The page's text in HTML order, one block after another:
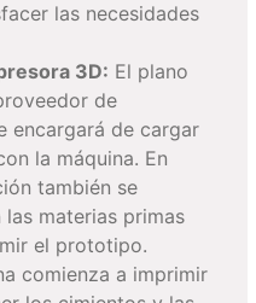
las necesidades
3D: El plano
de
encargará de cargar
la máquina. En
también se
materias primas
el prototipo.
comienza a imprimir